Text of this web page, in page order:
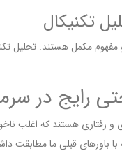
تکنیکال
مفهوم مکمل هستند. تحلیل
رایج در
رفتاری هستند که اغلب
با باورهای قبلی ما